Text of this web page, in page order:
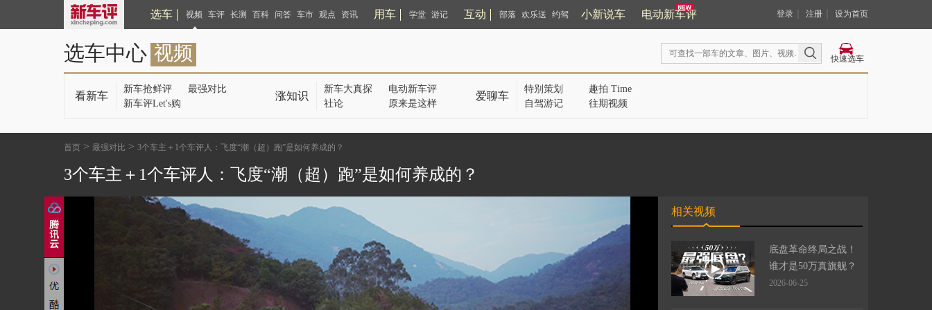
选车 视频 车评 长测 百科 问答 车市 观点 资讯 用车 学堂 游记 互动 部落 欢乐送 约驾 小新说车 电动新车评 登录 注册 设为首页
选车中心 视频 快速选车
看新车
新车抢鲜评
最强对比
新车评Let's购
涨知识
新车大真探
电动新车评
社论
原来是这样
爱聊车
特别策划
趣拍 Time
自驾游记
往期视频
首页 > 最强对比 > 3个车主＋1个车评人：飞度“潮（超）跑”是如何养成的？
3个车主＋1个车评人：飞度“潮（超）跑”是如何养成的？
相关视频
底盘革命终局之战！
谁才是50万真旗舰？
2026-06-25